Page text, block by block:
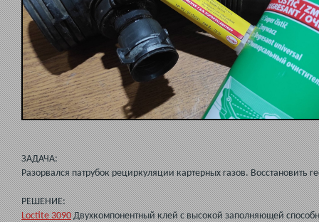
ЗАДАЧА:
Разорвался патрубок рециркуляции картерных газов. Восстановить
РЕШЕНИЕ:
Loctite 3090Двухкомпонентный клей с высокой заполняющей